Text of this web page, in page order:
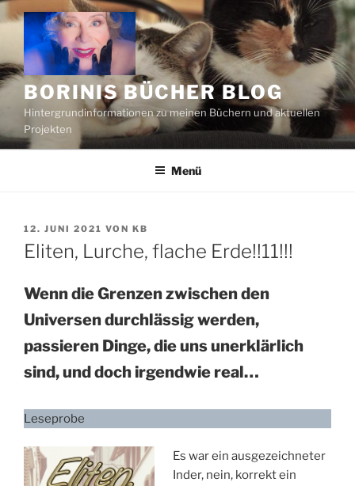
Zum
Inhalt
springen
BORINIS BÜCHER BLOG
Hintergrundinformationen zu meinen Büchern und aktuellen
Projekten
Menü
VERÖFFENTLICHT
AM
12. JUNI 2021 VON KB
Eliten, Lurche, flache Erde!!11!!!
Wenn die Grenzen zwischen den
Universen durchlässig werden,
passieren Dinge, die uns unerklärlich
sind, und doch irgendwie real…
Leseprobe
Es war ein ausgezeichneter
Inder, nein, korrekt ein